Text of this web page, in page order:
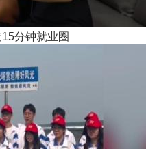
分钟就业圈